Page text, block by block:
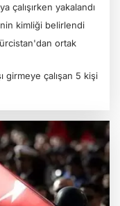
yakalandı
çalışırken yakalandı
kimliği belirlendi
ortak
girmeye çalışan 5 kişi